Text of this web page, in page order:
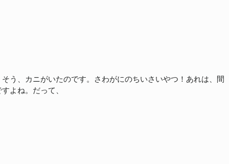
う、カニがいたのです。さわがにのちいさいやつ！あれは、間
よね。だって、